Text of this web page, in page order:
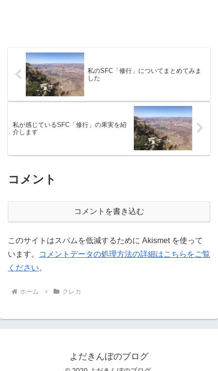
私のSFC「修行」についてまとめてみま
した
私が感じているSFC「修行」の果実を紹
介します
コメント
コメントを書き込む
このサイトはスパムを低減するために Akismet を使って
います。
コメントデータの処理方法の詳細はこちらをご覧
ください。
ホーム クレカ
よだきんぼのブログ